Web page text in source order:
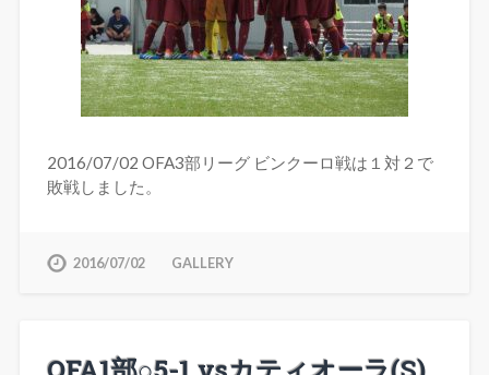
2016/07/02 OFA3部リーグ ビンクーロ戦は１対２で
敗戦しました。
2016/07/02 GALLERY